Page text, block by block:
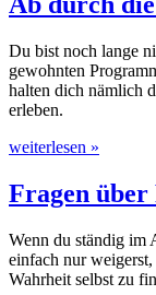
Du bist noch lange
gewohnten
halten dich nämlich
erleben.
weiterlesen »
Fragen über
Wenn du ständig im
einfach nur
Wahrheit selbst zu